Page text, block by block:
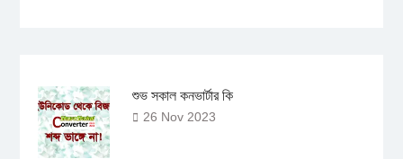
শুভ সকাল কনভার্টার কি
26 Nov 2023